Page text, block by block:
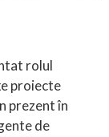
rolul
proiecte
prezent în
de